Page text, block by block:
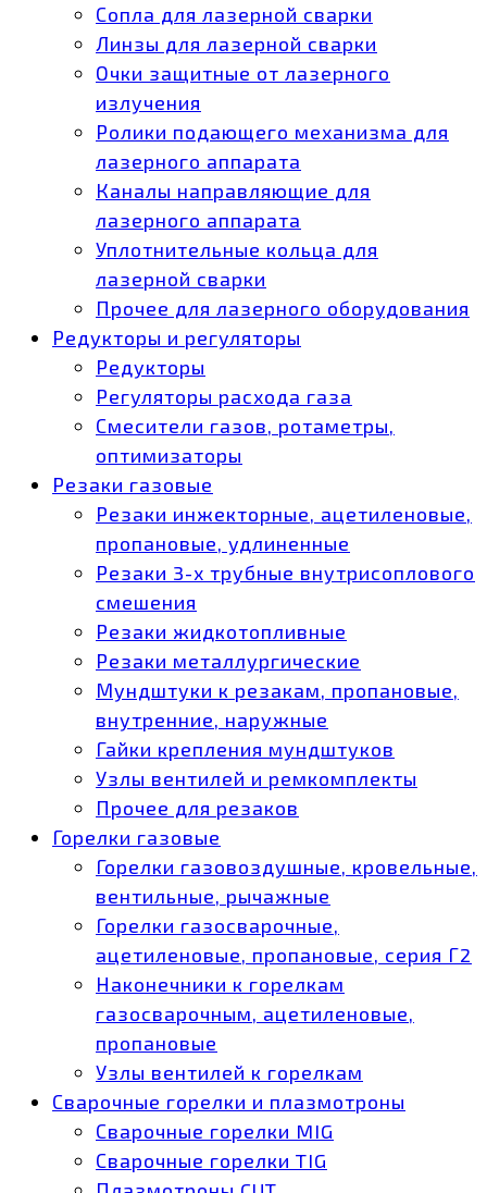
Сопла для лазерной сварки
Линзы для лазерной сварки
Очки защитные от лазерного
излучения
Ролики подающего механизма для
лазерного аппарата
Каналы направляющие для
лазерного аппарата
Уплотнительные кольца для
лазерной сварки
Прочее для лазерного оборудования
Редукторы и регуляторы
Редукторы
Регуляторы расхода газа
Смесители газов, ротаметры,
оптимизаторы
Резаки газовые
Резаки инжекторные, ацетиленовые,
пропановые, удлиненные
Резаки 3-х трубные внутрисоплового
смешения
Резаки жидкотопливные
Резаки металлургические
Мундштуки к резакам, пропановые,
внутренние, наружные
Гайки крепления мундштуков
Узлы вентилей и ремкомплекты
Прочее для резаков
Горелки газовые
Горелки газовоздушные, кровельные,
вентильные, рычажные
Горелки газосварочные,
ацетиленовые, пропановые, серия Г2
Наконечники к горелкам
газосварочным, ацетиленовые,
пропановые
Узлы вентилей к горелкам
Сварочные горелки и плазмотроны
Сварочные горелки MIG
Сварочные горелки TIG